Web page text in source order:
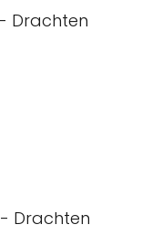
Drachten
Drachten